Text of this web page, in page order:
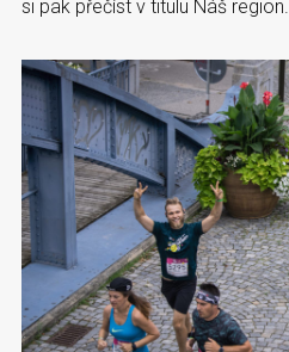
si pak přečíst v titulu Náš region.